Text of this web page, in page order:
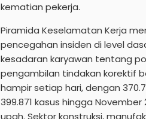
kematian pekerja.
Piramida Keselamatan Kerja
pencegahan insiden di level
kesadaran karyawan tentang
pengambilan tindakan korektif
hampir setiap hari, dengan
399.871 kasus hingga
upah. Sektor konstruksi,